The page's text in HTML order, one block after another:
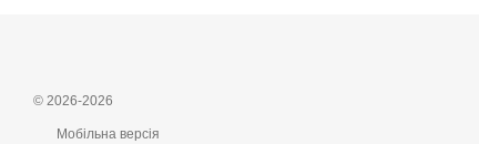
© 2026-2026
Мобільна версія